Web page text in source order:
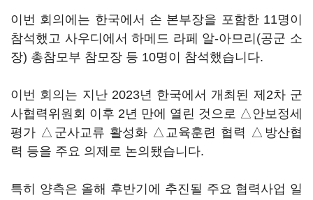
이번 회의에는 한국에서 손 본부장을 포함한 11명이
참석했고 사우디에서 하메드 라페 알-아므리(공군 소
장) 총참모부 참모장 등 10명이 참석했습니다.
이번 회의는 지난 2023년 한국에서 개최된 제2차 군
사협력위원회 이후 2년 만에 열린 것으로 △안보정세
평가 △군사교류 활성화 △교육훈련 협력 △방산협
력 등을 주요 의제로 논의됐습니다.
특히 양측은 올해 후반기에 추진될 주요 협력사업 일